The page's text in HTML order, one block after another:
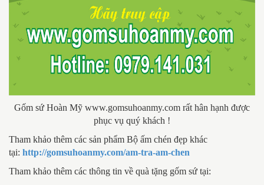
Gốm sứ Hoàn Mỹ www.gomsuhoanmy.com rất hân hạnh được
phục vụ quý khách !
Tham khảo thêm các sản phẩm Bộ ấm chén đẹp khác
tại: http://gomsuhoanmy.com/am-tra-am-chen
Tham khảo thêm các thông tin về quà tặng gốm sứ tại: